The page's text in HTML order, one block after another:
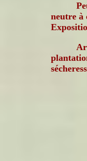
neutre à